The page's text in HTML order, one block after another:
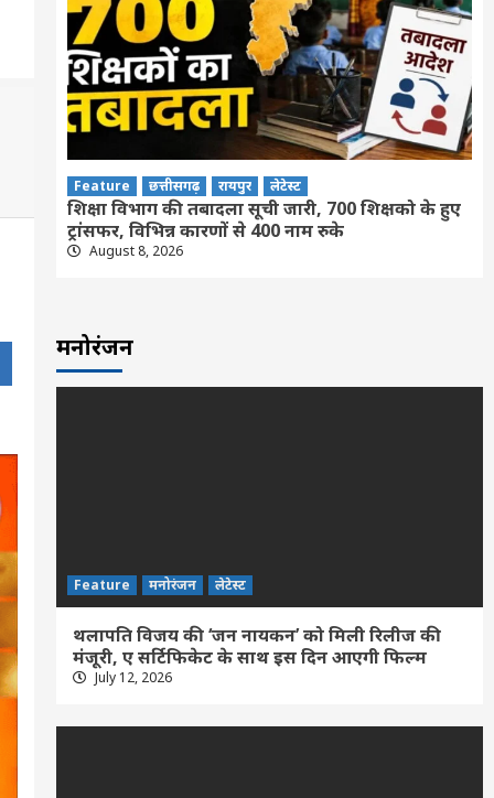
Feature छत्तीसगढ़ रायपुर लेटेस्ट
शिक्षा विभाग की तबादला सूची जारी, 700 शिक्षको के हुए
ट्रांसफर, विभिन्न कारणों से 400 नाम रुके
August 8, 2026
मनोरंजन
Feature मनोरंजन लेटेस्ट
थलापति विजय की ‘जन नायकन’ को मिली रिलीज की
मंजूरी, ए सर्टिफिकेट के साथ इस दिन आएगी फिल्म
July 12, 2026